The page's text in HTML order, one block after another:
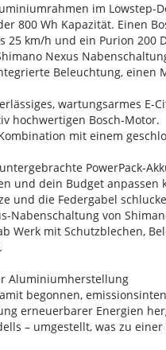
im
800 Wh Kapazität. Einen
25 km/h und ein Purion
Nexus
Beleuchtung, einen
wartungsarmes
hochwertigen Bosch-Motor.
mit einem
PowerPack-
und dein Budget anpassen
und die Federgabel
Nabenschaltung von
Werk mit Schutzblechen,
Aluminiumherstellung
begonnen,
erneuerbarer Energien
– umgestellt, was zu